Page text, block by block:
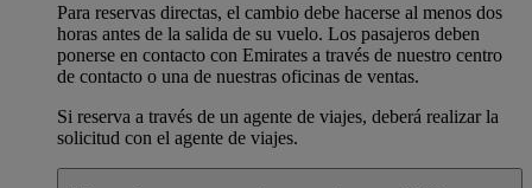
Para reservas directas, el cambio debe hacerse al menos dos
horas antes de la salida de su vuelo. Los pasajeros deben
ponerse en contacto con Emirates a través de nuestro centro
de contacto o una de nuestras oficinas de ventas.
Si reserva a través de un agente de viajes, deberá realizar la
solicitud con el agente de viajes.